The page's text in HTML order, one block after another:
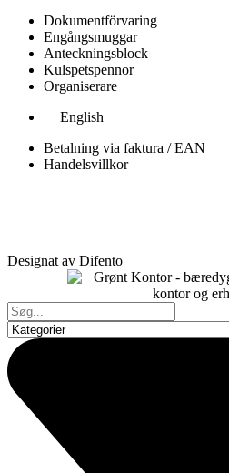
Dokumentförvaring
Engångsmuggar
Anteckningsblock
Kulspetspennor
Organiserare
English
Betalning via faktura / EAN
Handelsvillkor
Designat av Difento